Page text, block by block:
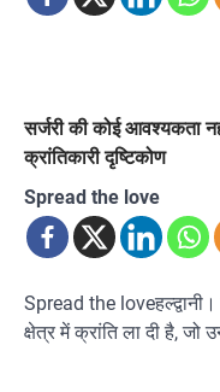
सर्जरी की कोई आवश्यकता
क्रांतिकारी दृष्टिकोण
Spread the love
Spread the loveहल्द्वानी।
क्षेत्र में क्रांति ला दी है, जो